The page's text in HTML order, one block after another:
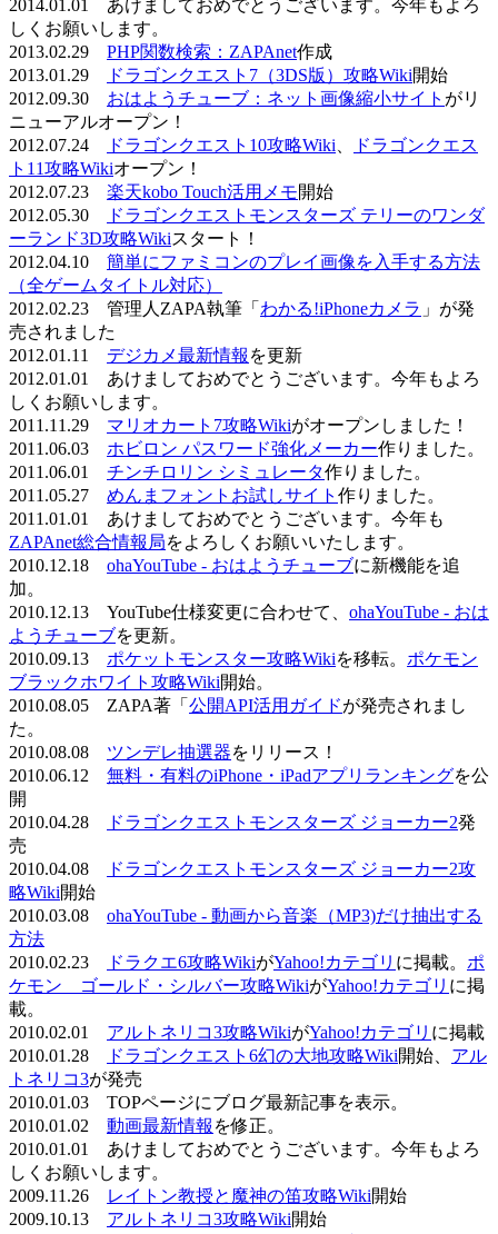
2014.01.01 あけましておめでとうございます。今年もよろ
しくお願いします。
2013.02.29 PHP関数検索：ZAPAnet作成
2013.01.29
ドラゴンクエスト7（3DS版）攻略Wiki開始
2012.09.30 おはようチューブ：ネット画像縮小サイト がリ
ニューアルオープン！
2012.07.24
ドラゴンクエスト10攻略Wiki
ドラゴンクエス
ト11攻略Wikiオープン！
2012.07.23 楽天kobo Touch活用メモ開始
2012.05.30
ドラゴンクエストモンスターズ テリーのワンダ
ーランド3D攻略Wikiスタート！
2012.04.10 簡単にファミコンのプレイ画像を入手する方法
（全ゲームタイトル対応）
2012.02.23 管理人ZAPA執筆「 わかる!iPhoneカメラ 」が発
売されました
2012.01.11 デジカメ最新情報 を更新
2012.01.01 あけましておめでとうございます。今年もよろ
しくお願いします。
2011.11.29 マリオカート7攻略Wikiがオープンしました！
2011.06.03 ホビロン パスワード強化メーカー作りました。
2011.06.01 チンチロリン シミュレータ作りました。
2011.05.27 めんまフォントお試しサイト 作りました。
2011.01.01 あけましておめでとうございます。今年も
ZAPAnet総合情報局をよろしくお願いいたします。
2010.12.18 ohaYouTube - おはようチューブに新機能を追
加。
2010.12.13 YouTube仕様変更に合わせて、 ohaYouTube - おは
ようチューブを更新。
2010.09.13 ポケットモンスター攻略Wikiを移転。 ポケモン
ブラックホワイト攻略Wiki開始。
2010.08.05 ZAPA著「 公開API活用ガイドが発売されまし
た。
2010.08.08 ツンデレ抽選器をリリース！
2010.06.12 無料・有料のiPhone・iPadアプリランキングを公
開
2010.04.28
ドラゴンクエストモンスターズ ジョーカー2発
売
2010.04.08
ドラゴンクエストモンスターズ ジョーカー2攻
略Wiki開始
2010.03.08 ohaYouTube - 動画から音楽（MP3)だけ抽出する
方法
2010.02.23
ドラクエ6攻略WikiがYahoo!カテゴリ に掲載。 ポ
ケモン ゴールド・シルバー攻略WikiがYahoo!カテゴリ に掲
載。
2010.02.01 アルトネリコ3攻略WikiがYahoo!カテゴリ に掲載
2010.01.28
ドラゴンクエスト6幻の大地攻略Wiki開始、 アル
トネリコ3が発売
2010.01.03 TOPページにブログ最新記事を表示。
2010.01.02 動画最新情報 を修正。
2010.01.01 あけましておめでとうございます。今年もよろ
しくお願いします。
2009.11.26
レイトン教授と魔神の笛攻略Wiki開始
2009.10.13 アルトネリコ3攻略Wiki開始